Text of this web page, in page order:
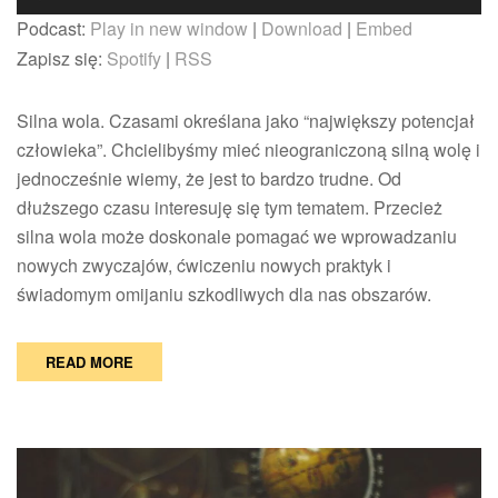
–
siłownia
plików
dźwiękowych
Podcast: Play in new window | Download | Embed
Zapisz się: Spotify | RSS
Silna wola. Czasami określana jako “największy potencjał
człowieka”. Chcielibyśmy mieć nieograniczoną silną wolę i
jednocześnie wiemy, że jest to bardzo trudne. Od
dłuższego czasu interesuję się tym tematem. Przecież
silna wola może doskonale pomagać we wprowadzaniu
nowych zwyczajów, ćwiczeniu nowych praktyk i
świadomym omijaniu szkodliwych dla nas obszarów.
READ MORE